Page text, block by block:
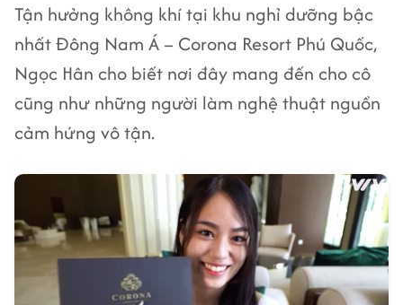
Tận hưởng không khí tại khu nghỉ dưỡng bậc
nhất Đông Nam Á – Corona Resort Phú Quốc,
Ngọc Hân cho biết nơi đây mang đến cho cô
cũng như những người làm nghệ thuật nguồn
cảm hứng vô tận.